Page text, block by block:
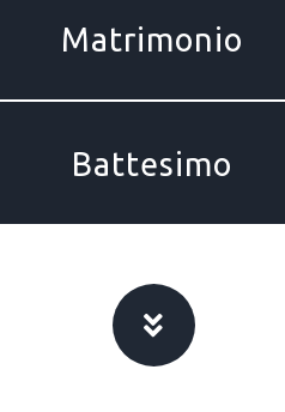
Matrimonio
Battesimo